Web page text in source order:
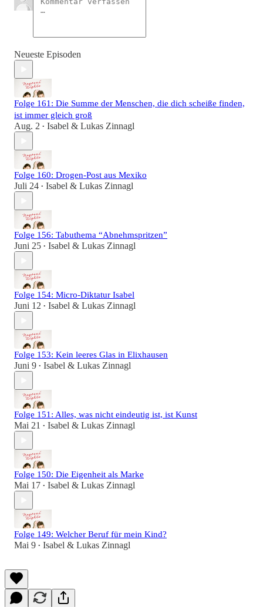
Neueste Episoden
Folge 161: Die Summe der Menschen, die dich scheiße finden,
ist immer gleich groß
Aug. 2 • Isabel & Lukas Zinnagl
Folge 160: Drogen-Post aus Mexiko
Juli 24 • Isabel & Lukas Zinnagl
Folge 156: Tabuthema “Abnehmspritzen”
Juni 25 • Isabel & Lukas Zinnagl
Folge 154: Micro-Diktatur Isabel
Juni 12 • Isabel & Lukas Zinnagl
Folge 153: Kein leeres Glas in Elixhausen
Juni 9 • Isabel & Lukas Zinnagl
Folge 151: Alles, was nicht eindeutig ist, ist Kunst
Mai 21 • Isabel & Lukas Zinnagl
Folge 150: Die Eigenheit als Marke
Mai 17 • Isabel & Lukas Zinnagl
Folge 149: Welcher Beruf für mein Kind?
Mai 9 • Isabel & Lukas Zinnagl